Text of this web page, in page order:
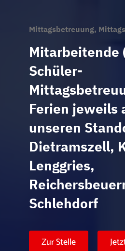
Mittagsbetreuung,
Schüler-
Ferien jeweils
unseren
Dietramszell,
Lenggries,
Schlehdorf
Zur Stelle